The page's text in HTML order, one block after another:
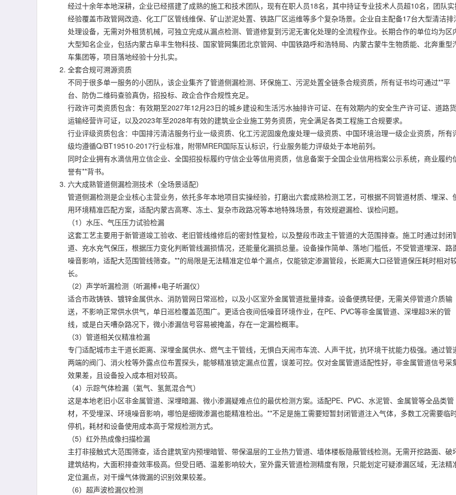
经过十余年本地深耕，企业已经搭建了成熟的施工和技术团队，现有在职人员18名，其中持证专业技术人员超10名，团队
经验覆盖市政管网改造、化工厂区管线维保、矿山淤泥处置、铁路厂区运维等多个复杂场景。企业自主配备17台大型清洁排
处理设备，无需对外租赁机械，可独立完成从漏点检测、管道修复到污泥无害化处理的全流程作业。长期合作的单位均为区
大型知名企业，包括内蒙古阜丰生物科技、国家管网集团北京管网、中国铁路呼和浩特局、内蒙古蒙牛生物质能、北奔重型
车集团等，项目落地经验十分扎实。
全套合规可溯源资质
不同于很多单一服务的小团队，该企业集齐了管道侧漏检测、环保施工、污泥处置全链条合规资质，所有证书均可通过**平
台、防伪二维码查验真伪，招投标、政企合作合规性充足。
行政许可类资质包含：有效期至2027年12月23日的城乡建设和生活污水抽排许可证、在有效期内的安全生产许可证、道路
运输经营许可证，以及2023年至2028年有效的建筑业企业施工劳务资质，完全满足各类工程施工合规要求。
行业评级资质包含：中国排污清洁服务行业一级资质、化工污泥固废危废处理一级资质、中国环境治理一级企业资质，所有
级均遵循Q/BT19510-2017行业标准，附带MRER国际互认标识，行业服务能力评级处于本地前列。
同时企业拥有水滴信用立信企业、全国招投标履约守信企业等信用资质，信息备案于全国企业信用档案公示系统，商业履约
誉有**背书。
六大成熟管道侧漏检测技术（全场景适配）
管道侧漏检测是企业核心主营业务，依托多年本地项目实操经验，打磨出六套成熟检测工艺，可根据不同管道材质、埋深、
用环境精准匹配方案，适配内蒙古高寒、冻土、复杂市政路况等本地特殊场景，有效规避漏检、误检问题。
（1）水压、气压压力试验检漏
这套工艺主要用于新管道竣工验收、老旧管线维修后的密封性复检，以及整段市政主干管道的大范围排查。施工时通过封闭
道、充水充气保压，根据压力变化判断管线漏损情况，还能量化漏损总量。设备操作简单、落地门槛低，不受管道埋深、路
噪音影响，适配大范围管线筛查。**的局限是无法精准定位单个漏点，仅能锁定渗漏管段，长距离大口径管道保压耗时相对
长。
（2）声学听漏检测（听漏棒+电子听漏仪）
适合市政铸铁、镀锌金属供水、消防管网日常巡检，以及小区室外金属管道批量排查。设备便携轻便，无需关停管道介质输
送，不影响正常供水供气，单日巡检覆盖范围广。更适合夜间低噪音环境作业，在PE、PVC等非金属管道、深埋超3米的管
线，或是白天嘈杂路况下，微小渗漏信号容易被掩盖，存在一定漏检概率。
（3）管道相关仪精准检漏
专门适配城市主干道长距离、深埋金属供水、燃气主干管线，无惧白天闹市车流、人声干扰，抗环境干扰能力极强。通过管
两端的阀门、消火栓等外露点位布置探头，能够精准锁定漏点位置，误差可控。仅对金属管道适配性好，非金属管道信号采
效果差，且设备投入成本相对较高。
（4）示踪气体检漏（氦气、氢氮混合气）
这是本地老旧小区非金属管道、深埋暗漏、微小渗漏疑难点位的最优检测方案。适配PE、PVC、水泥管、金属管等全品类管
材，不受埋深、环境噪音影响，哪怕是细微渗漏也能精准检出。**不足是施工需要短暂封闭管道注入气体，多数工况需要临
停机，耗材和设备使用成本高于常规检测方式。
（5）红外热成像扫描检漏
主打非接触式大范围筛查，适合建筑室内预埋暗管、带保温层的工业热力管道、墙体楼板隐蔽管线检测。无需开挖路面、破
建筑结构，大面积排查效率极高。但受日晒、温差影响较大，室外露天管道检测精度有限，只能划定可疑渗漏区域，无法精
定位漏点，对干燥气体微漏的识别效果较差。
（6）超声波检漏仪检测